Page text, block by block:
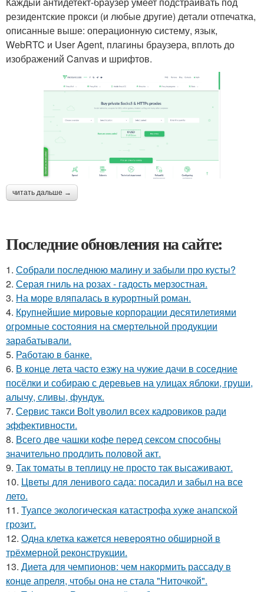
резидентские прокси (и любые другие) детали отпечатка,
описанные выше: операционную систему, язык,
WebRTC и User Agent, плагины браузера, вплоть до
изображений Canvas и шрифтов.
читать дальше →
Последние обновления на сайте:
1. Собрали последнюю малину и забыли про кусты?
2. Серая гниль на розах - гадость мерзостная.
3. На море вляпалась в курортный роман.
4. Крупнейшие мировые корпорации десятилетиями
огромные состояния на смертельной продукции
зарабатывали.
5. Работаю в банке.
6. В конце лета часто езжу на чужие дачи в соседние
посёлки и собираю с деревьев на улицах яблоки, груши,
алычу, сливы, фундук.
7. Сервис такси Bolt уволил всех кадровиков ради
эффективности.
8. Всего две чашки кофе перед сексом способны
значительно продлить половой акт.
9. Так томаты в теплицу не просто так высаживают.
10. Цветы для ленивого сада: посадил и забыл на все
лето.
11. Туапсе экологическая катастрофа хуже анапской
грозит.
12. Одна клетка кажется невероятно обширной в
трёхмерной реконструкции.
13. Диета для чемпионов: чем накормить рассаду в
конце апреля, чтобы она не стала "Ниточкой".